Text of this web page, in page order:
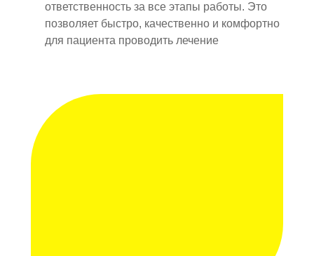
ответственность за все этапы работы. Это
позволяет быстро, качественно и комфортно
для пациента проводить лечение